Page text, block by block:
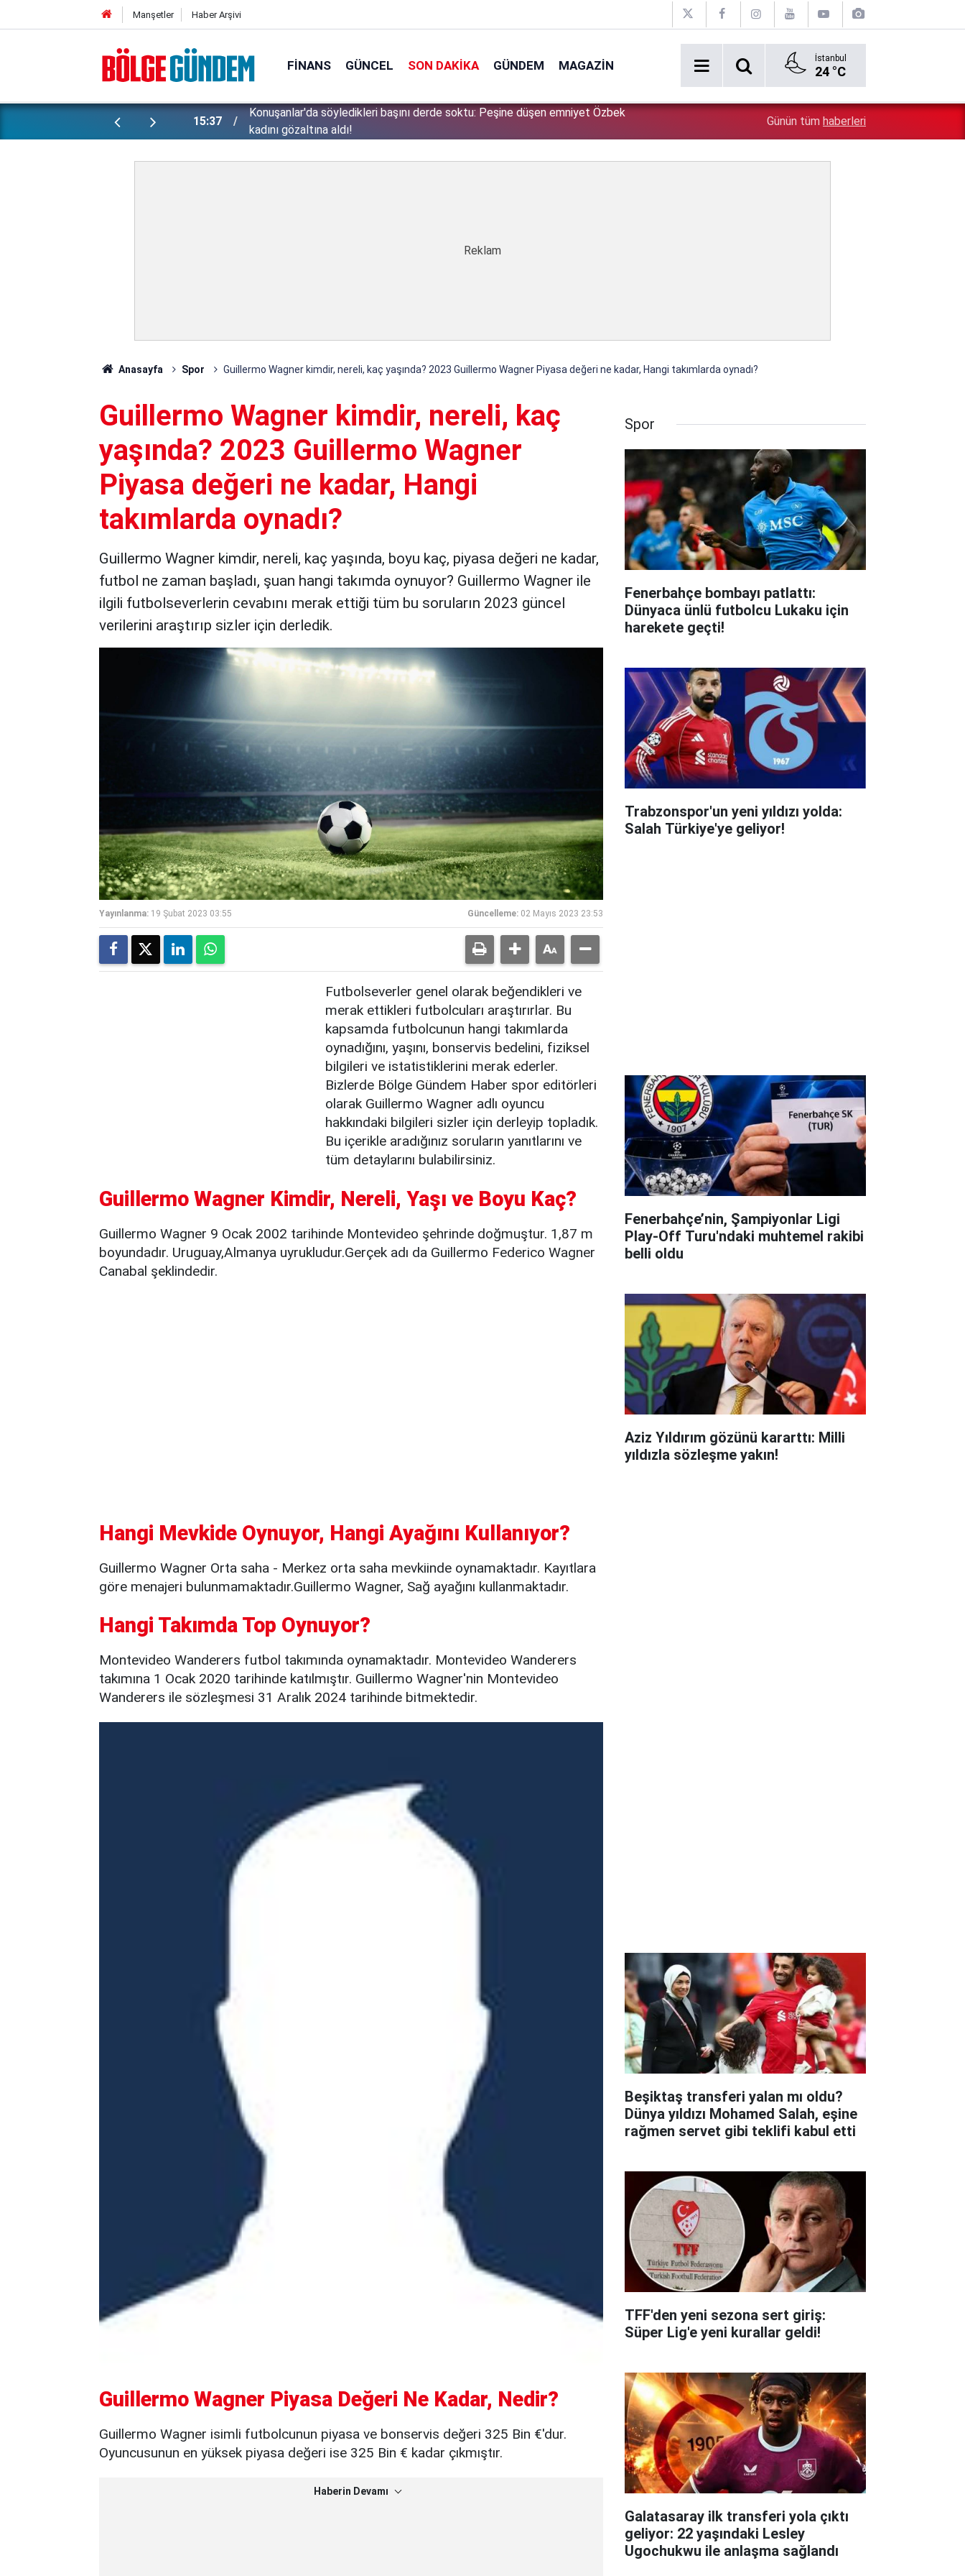
Manşetler Haber Arşivi
FINANS GÜNCEL SON DAKIKA GÜNDEM MAGAZIN İstanbul
24 °C
ünlü futbolcu Lukaku için harekete
15:37
Konuşanlar'da söyledikleri başını derde soktu: Peşine düşen emniyet Özbek
kadını gözaltına aldı!
Çin'in gözü doymuyor: Altın rezervleri doldu taştı!
Günün tüm haberleri
Anasayfa Spor Guillermo Wagner kimdir, nereli, kaç yaşında? 2023 Guillermo Wagner Piyasa değeri ne kadar, Hangi takımlarda oynadı?
Guillermo Wagner kimdir, nereli, kaç
yaşında? 2023 Guillermo Wagner
Piyasa değeri ne kadar, Hangi
takımlarda oynadı?
Guillermo Wagner kimdir, nereli, kaç yaşında, boyu kaç, piyasa değeri ne kadar,
futbol ne zaman başladı, şuan hangi takımda oynuyor? Guillermo Wagner ile
ilgili futbolseverlerin cevabını merak ettiği tüm bu soruların 2023 güncel
verilerini araştırıp sizler için derledik.
Yayınlanma: 19 Şubat 2023 03:55 Güncelleme: 02 Mayıs 2023 23:53
Futbolseverler genel olarak beğendikleri ve
merak ettikleri futbolcuları araştırırlar. Bu
kapsamda futbolcunun hangi takımlarda
oynadığını, yaşını, bonservis bedelini, fiziksel
bilgileri ve istatistiklerini merak ederler.
Bizlerde Bölge Gündem Haber spor editörleri
olarak Guillermo Wagner adlı oyuncu
hakkındaki bilgileri sizler için derleyip topladık.
Bu içerikle aradığınız soruların yanıtlarını ve
tüm detaylarını bulabilirsiniz.
Guillermo Wagner Kimdir, Nereli, Yaşı ve Boyu Kaç?
Guillermo Wagner 9 Ocak 2002 tarihinde Montevideo şehrinde doğmuştur. 1,87 m
boyundadır. Uruguay,Almanya uyrukludur.Gerçek adı da Guillermo Federico Wagner
Canabal şeklindedir.
Hangi Mevkide Oynuyor, Hangi Ayağını Kullanıyor?
Guillermo Wagner Orta saha - Merkez orta saha mevkiinde oynamaktadır. Kayıtlara
göre menajeri bulunmamaktadır.Guillermo Wagner, Sağ ayağını kullanmaktadır.
Hangi Takımda Top Oynuyor?
Montevideo Wanderers futbol takımında oynamaktadır. Montevideo Wanderers
takımına 1 Ocak 2020 tarihinde katılmıştır. Guillermo Wagner'nin Montevideo
Wanderers ile sözleşmesi 31 Aralık 2024 tarihinde bitmektedir.
Guillermo Wagner Piyasa Değeri Ne Kadar, Nedir?
Guillermo Wagner isimli futbolcunun piyasa ve bonservis değeri 325 Bin €'dur.
Oyuncusunun en yüksek piyasa değeri ise 325 Bin € kadar çıkmıştır.
Haberin Devamı
Spor
Fenerbahçe bombayı patlattı:
Dünyaca ünlü futbolcu Lukaku için
harekete geçti!
Trabzonspor'un yeni yıldızı yolda:
Salah Türkiye'ye geliyor!
Fenerbahçe’nin, Şampiyonlar Ligi
Play-Off Turu'ndaki muhtemel rakibi
belli oldu
Aziz Yıldırım gözünü kararttı: Milli
yıldızla sözleşme yakın!
Beşiktaş transferi yalan mı oldu?
Dünya yıldızı Mohamed Salah, eşine
rağmen servet gibi teklifi kabul etti
TFF'den yeni sezona sert giriş:
Süper Lig'e yeni kurallar geldi!
Galatasaray ilk transferi yola çıktı
geliyor: 22 yaşındaki Lesley
Ugochukwu ile anlaşma sağlandı